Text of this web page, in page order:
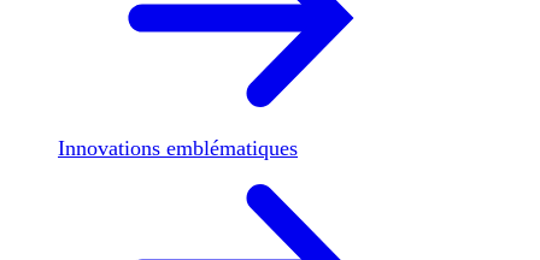
Innovations emblématiques